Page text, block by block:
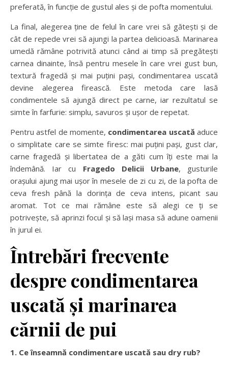
preferată, în funcție de gustul ales și de pofta momentului.
La final, alegerea ține de felul în care vrei să gătești și de
cât de repede vrei să ajungi la partea delicioasă. Marinarea
umedă rămâne potrivită atunci când ai timp să pregătești
carnea dinainte, însă pentru mesele în care vrei gust bun,
textură fragedă și mai puțini pași, condimentarea uscată
devine alegerea firească. Este metoda care lasă
condimentele să ajungă direct pe carne, iar rezultatul se
simte în farfurie: simplu, savuros și ușor de repetat.
Pentru astfel de momente, condimentarea uscată aduce
o simplitate care se simte firesc: mai puțini pași, gust clar,
carne fragedă și libertatea de a găti cum îți este mai la
îndemână. Iar cu Fragedo Delicii Urbane, gusturile
orașului ajung mai ușor în mesele de zi cu zi, de la pofta de
ceva fresh până la dorința de ceva intens, picant sau
aromat. Tot ce mai rămâne este să alegi ce ți se
potrivește, să aprinzi focul și să lași masa să adune oamenii
în jurul ei.
Întrebări frecvente
despre condimentarea
uscată și marinarea
cărnii de pui
1. Ce înseamnă condimentare uscată sau dry rub?